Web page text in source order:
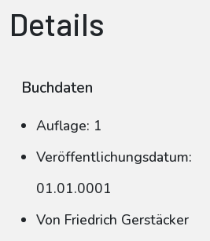
Details
Buchdaten
Auflage: 1
Veröffentlichungsdatum:
01.01.0001
Von Friedrich Gerstäcker